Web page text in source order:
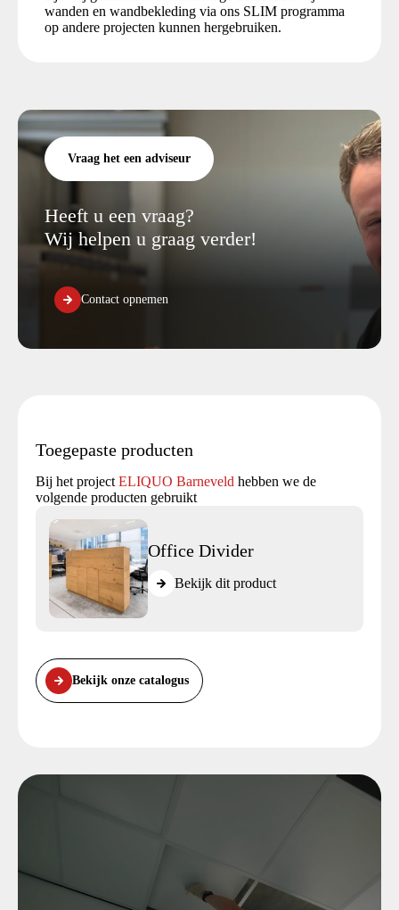
wanden en wandbekleding via ons SLIM programma
op andere projecten kunnen hergebruiken.
Vraag het een adviseur
Heeft u een vraag?
Wij helpen u graag verder!
Contact opnemen
Toegepaste producten
Bij het projectELIQUO Barneveld hebben we de
volgende producten gebruikt
Office Divider
Bekijk dit product
Bekijk onze catalogus